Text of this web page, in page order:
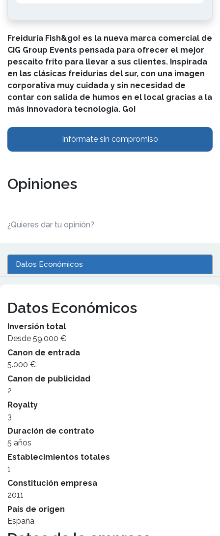
Freiduría Fish&go! es la nueva marca comercial de
CiG Group Events pensada para ofrecer el mejor
pescaito frito para llevar a sus clientes. Inspirada
en las clásicas freidurías del sur, con una imagen
corporativa muy cuidada y sin necesidad de
contar con salida de humos en el local gracias a la
más innovadora tecnología. Go!
Infórmate sin compromiso
Opiniones
¿Quieres dar tu opinión?
Datos Económicos
Datos Económicos
Inversión total
Desde 59.000 €
Canon de entrada
5.000 €
Canon de publicidad
2
Royalty
3
Duración de contrato
5 años
Establecimientos totales
1
Constitución empresa
2011
País de origen
España